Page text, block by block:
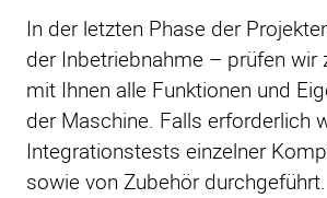
In der letzten Phase der
der Inbetriebnahme – prüfen wir
mit Ihnen alle Funktionen und
der Maschine. Falls erforderlich
Integrationstests einzelner
sowie von Zubehör durchgeführt.